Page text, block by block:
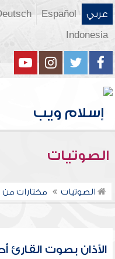
عربي Español
Indonesia
الصوتيات
الصوتيات مختارات من
الأذان بصوت